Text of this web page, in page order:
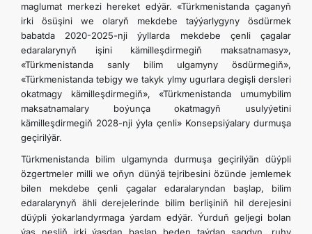
maglumat merkezi hereket edýär. «Türkmenistanda çaganyň
irki ösüşini we olaryň mekdebe taýýarlygyny ösdürmek
babatda 2020-2025-nji ýyllarda mekdebe çenli çagalar
edaralarynyň işini kämilleşdirmegiň maksatnamasy»,
«Türkmenistanda sanly bilim ulgamyny ösdürmegiň»,
«Türkmenistanda tebigy we takyk ylmy ugurlara degişli dersleri
okatmagy kämilleşdirmegiň», «Türkmenistanda umumybilim
maksatnamalary boýunça okatmagyň usulyýetini
kämilleşdirmegiň 2028-nji ýyla çenli» Konsepsiýalary durmuşa
geçirilýär.
Türkmenistanda bilim ulgamynda durmuşa geçirilýän düýpli
özgertmeler milli we oňyn dünýä tejribesini özünde jemlemek
bilen mekdebe çenli çagalar edaralaryndan başlap, bilim
edaralarynyň ähli derejelerinde bilim berlişiniň hil derejesini
düýpli ýokarlandyrmaga ýardam edýär. Ýurduň geljegi bolan